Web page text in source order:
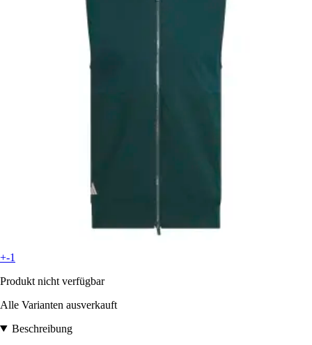
+-1
Produkt nicht verfügbar
Alle Varianten ausverkauft
Beschreibung